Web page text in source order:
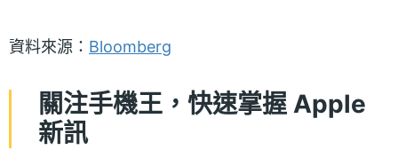
資料來源： Bloomberg
關注手機王，快速掌握 Apple
新訊